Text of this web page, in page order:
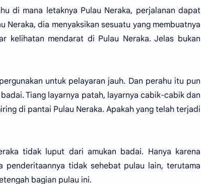
di mana letaknya Pulau Neraka, perjalanan dapat
dia menyaksikan sesuatu yang membuatnya
kelihatan mendarat di Pulau Neraka. Jelas bukan
untuk pelayaran jauh. Dan perahu itu pun
Tiang layarnya patah, layarnya cabik-cabik dan
di pantai Pulau Neraka. Apakah yang telah terjadi
tidak luput dari amukan badai. Hanya karena
penderitaannya tidak sehebat pulau lain, terutama
bagian pulau ini.